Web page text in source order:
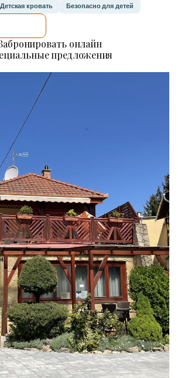
Детская кровать Безопасно для детей
онлайн
предложения